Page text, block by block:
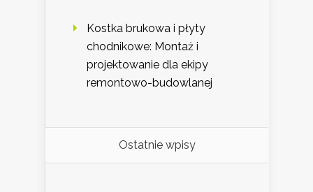
Kostka brukowa i płyty
chodnikowe: Montaż i
projektowanie dla ekipy
remontowo-budowlanej
Ostatnie wpisy